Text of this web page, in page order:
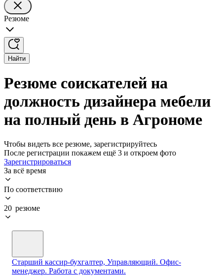
Резюме
Найти
Резюме соискателей на
должность дизайнера мебели
на полный день в Агрономе
Чтобы видеть все резюме, зарегистрируйтесь
После регистрации покажем ещё 3 и откроем фото
Зарегистрироваться
За всё время
По соответствию
20 резюме
Старший кассир-бухгалтер, Управляющий. Офис-
менеджер. Работа с документами.